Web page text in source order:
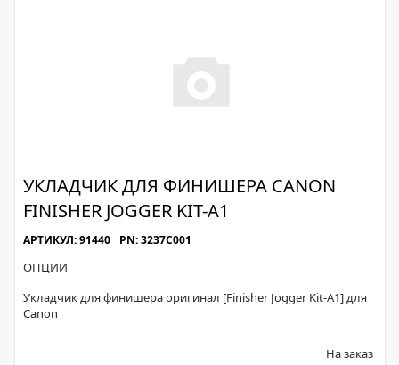
УКЛАДЧИК ДЛЯ ФИНИШЕРА CANON
FINISHER JOGGER KIT-A1
АРТИКУЛ: 91440 PN: 3237C001
ОПЦИИ
Укладчик для финишера оригинал [Finisher Jogger Kit-A1] для
Canon
На заказ